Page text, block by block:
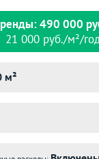
490 000
21 000 руб./м²/
м²